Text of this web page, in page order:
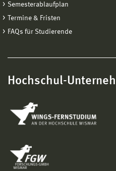
Semesterablaufplan
Termine & Fristen
FAQs für Studierende
Hochschul-